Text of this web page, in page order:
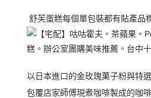
舒芙蛋糕每個單包裝都有貼產品
以日本進口的金玫瑰菓子粉與特
包覆店家師傅現煮咖啡製成的咖